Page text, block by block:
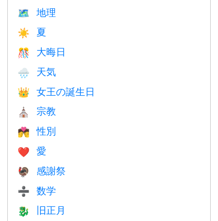
🗺 地理
☀️ 夏
🎊 大晦日
🌧 天気
👑 女王の誕生日
⛪️ 宗教
💏 性別
❤️️ 愛
🦃 感謝祭
➗ 数学
🐉 旧正月